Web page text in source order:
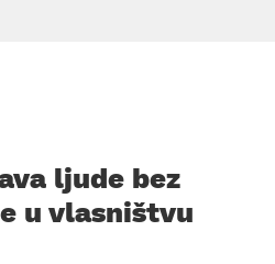
ljude bez
u vlasništvu